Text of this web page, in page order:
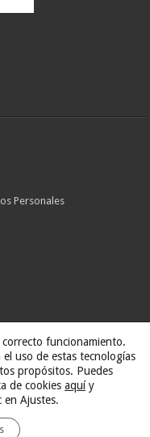
Personales
Creativo
funcionamiento.
uso de estas tecnologías
propósitos. Puedes
de cookies aquíy
en Ajustes.